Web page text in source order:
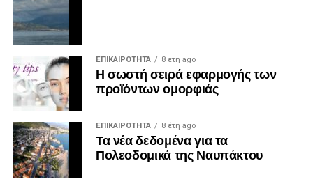
ΕΠΙΚΑΙΡΟΤΗΤΑ 8 έτη ago
Η σωστή σειρά εφαρμογής των
προϊόντων ομορφιάς
ΕΠΙΚΑΙΡΟΤΗΤΑ 8 έτη ago
Τα νέα δεδομένα για τα
Πολεοδομικά της Ναυπάκτου